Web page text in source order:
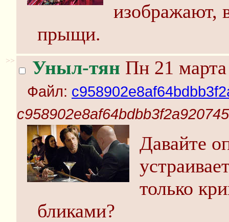
изображают,
прыщи.
>> Уныл-тян Пн 21
Файл:
Давайте
только
бликами?